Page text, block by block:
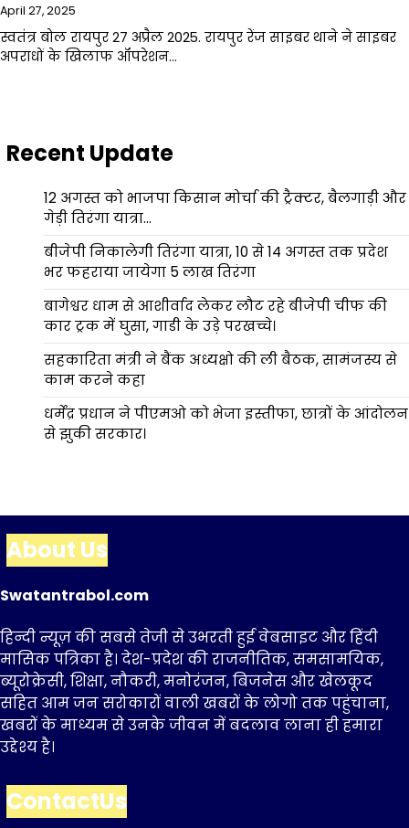
April 27, 2025
स्वतंत्र बोल रायपुर 27 अप्रैल 2025. रायपुर रेंज साइबर थाने ने साइबर
अपराधों के खिलाफ ऑपरेशन…
Recent Update
12 अगस्त को भाजपा किसान मोर्चा की ट्रैक्टर, बैलगाड़ी और
गेड़ी तिरंगा यात्रा…
बीजेपी निकालेगी तिरंगा यात्रा, 10 से 14 अगस्त तक प्रदेश
भर फहराया जायेगा 5 लाख तिरंगा
बागेश्वर धाम से आशीर्वाद लेकर लौट रहे बीजेपी चीफ की
कार ट्रक में घुसा, गाडी के उड़े परखच्चे।
सहकारिता मंत्री ने बैंक अध्यक्षो की ली बैठक, सामंजस्य से
काम करने कहा
धर्मेंद्र प्रधान ने पीएमओ को भेजा इस्तीफा, छात्रों के आंदोलन
से झुकी सरकार।
About Us
Swatantrabol.com
हिन्दी न्यूज़ की सबसे तेजी से उभरती हुई वेबसाइट और हिंदी
मासिक पत्रिका है। देश-प्रदेश की राजनीतिक, समसामयिक,
ब्यूरोक्रेसी, शिक्षा, नौकरी, मनोरंजन, बिजनेस और खेलकूद
सहित आम जन सरोकारों वाली खबरों के लोगो तक पहुंचाना,
खबरों के माध्यम से उनके जीवन में बदलाव लाना ही हमारा
उद्देश्य है।
ContactUs